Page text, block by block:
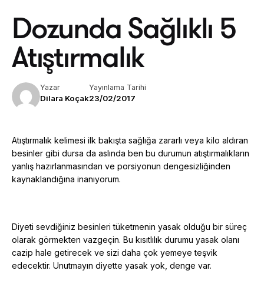
Dozunda Sağlıklı 5
Atıştırmalık
Yazar
Dilara Koçak
Yayınlama Tarihi
23/02/2017
Atıştırmalık kelimesi ilk bakışta sağlığa zararlı veya kilo aldıran
besinler gibi dursa da aslında ben bu durumun atıştırmalıkların
yanlış hazırlanmasından ve porsiyonun dengesizliğinden
kaynaklandığına inanıyorum.
Diyeti sevdiğiniz besinleri tüketmenin yasak olduğu bir süreç
olarak görmekten vazgeçin. Bu kısıtlılık durumu yasak olanı
cazip hale getirecek ve sizi daha çok yemeye teşvik
edecektir. Unutmayın diyette yasak yok, denge var.